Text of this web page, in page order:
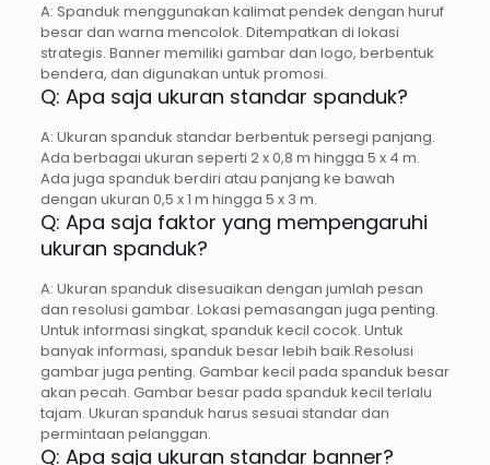
A: Spanduk menggunakan kalimat pendek dengan huruf
besar dan warna mencolok. Ditempatkan di lokasi
strategis. Banner memiliki gambar dan logo, berbentuk
bendera, dan digunakan untuk promosi.
Q: Apa saja ukuran standar spanduk?
A: Ukuran spanduk standar berbentuk persegi panjang.
Ada berbagai ukuran seperti 2 x 0,8 m hingga 5 x 4 m.
Ada juga spanduk berdiri atau panjang ke bawah
dengan ukuran 0,5 x 1 m hingga 5 x 3 m.
Q: Apa saja faktor yang mempengaruhi
ukuran spanduk?
A: Ukuran spanduk disesuaikan dengan jumlah pesan
dan resolusi gambar. Lokasi pemasangan juga penting.
Untuk informasi singkat, spanduk kecil cocok. Untuk
banyak informasi, spanduk besar lebih baik.Resolusi
gambar juga penting. Gambar kecil pada spanduk besar
akan pecah. Gambar besar pada spanduk kecil terlalu
tajam. Ukuran spanduk harus sesuai standar dan
permintaan pelanggan.
Q: Apa saja ukuran standar banner?